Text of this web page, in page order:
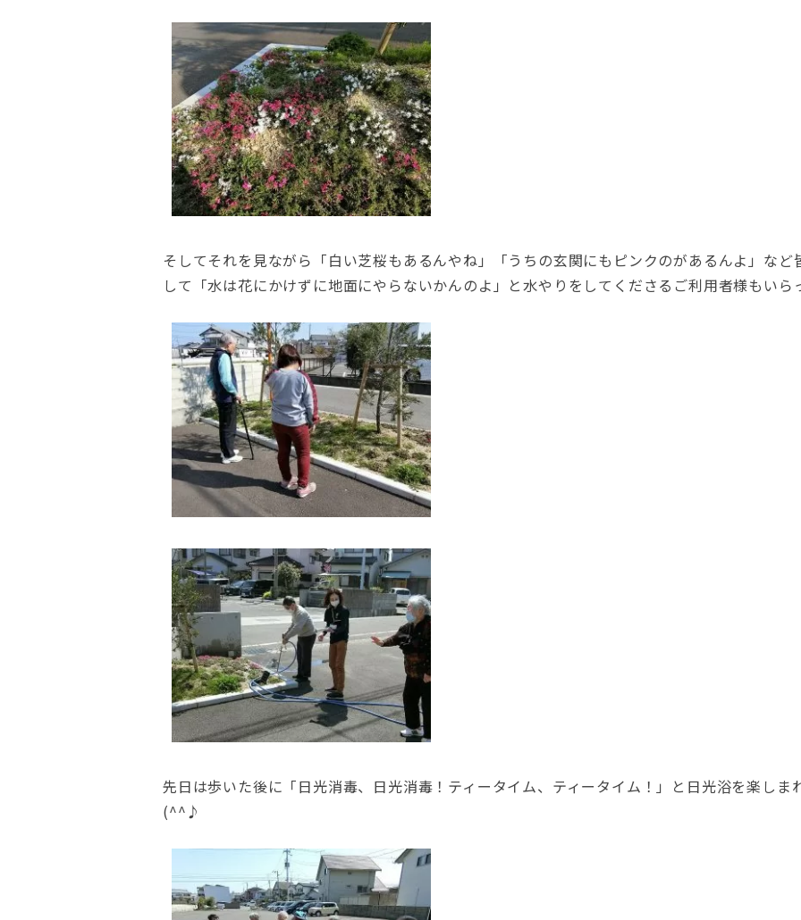
そしてそれを見ながら「白い芝桜もあるんやね」「うちの玄関にもピンクのがあるんよ」な
して「水は花にかけずに地面にやらないかんのよ」と水やりをしてくださるご利用者様もいら
先日は歩いた後に「日光消毒、日光消毒！ティータイム、ティータイム！」と日光浴を楽しま
(^^♪